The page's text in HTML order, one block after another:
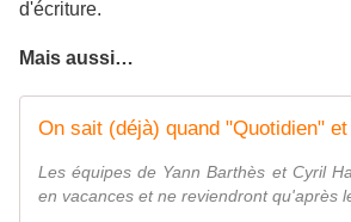
d'écriture.
Mais aussi…
Les équipes de Yann Barthès et Cyril
en vacances et ne reviendront qu'après